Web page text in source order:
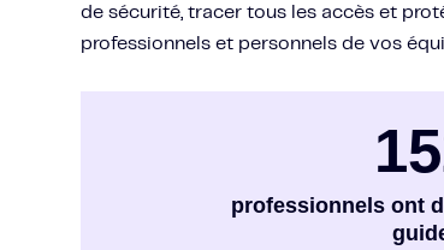
de sécurité, tracer tous les accès et
professionnels et personnels de vos
professionnels ont